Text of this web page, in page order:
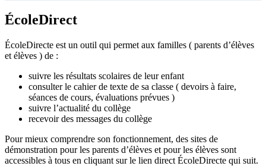
ÉcoleDirect
ÉcoleDirecte est un outil qui permet aux familles ( parents d’élèves
et élèves ) de :
suivre les résultats scolaires de leur enfant
consulter le cahier de texte de sa classe ( devoirs à faire,
séances de cours, évaluations prévues )
suivre l’actualité du collège
recevoir des messages du collège
Pour mieux comprendre son fonctionnement, des sites de
démonstration pour les parents d’élèves et pour les élèves sont
accessibles à tous en cliquant sur le lien direct ÉcoleDirecte qui suit.